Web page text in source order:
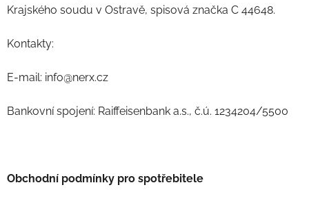
Krajského soudu v Ostravě, spisová značka C 44648.
Kontakty:
E-mail: info@nerx.cz
Bankovní spojení: Raiffeisenbank a.s., č.ú. 1234204/5500
Obchodní podmínky pro spotřebitele